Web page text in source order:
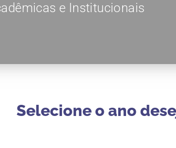
e Institucionais
Selecione o ano